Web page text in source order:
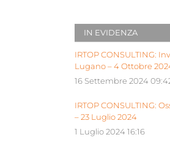
IN EVIDENZA
IRTOP CONSULTING:
Lugano – 4 Ottobre
16 Settembre 2024
IRTOP CONSULTING:
– 23 Luglio 2024
1 Luglio 2024 16:16